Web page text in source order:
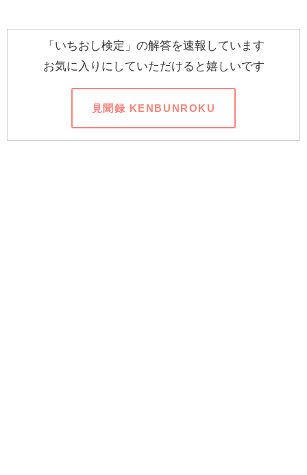
「いちおし検定」の解答を速報しています
お気に入りにしていただけると嬉しいです
見聞録 KENBUNROKU